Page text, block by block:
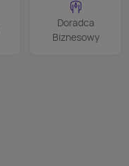
Doradca
Biznesowy